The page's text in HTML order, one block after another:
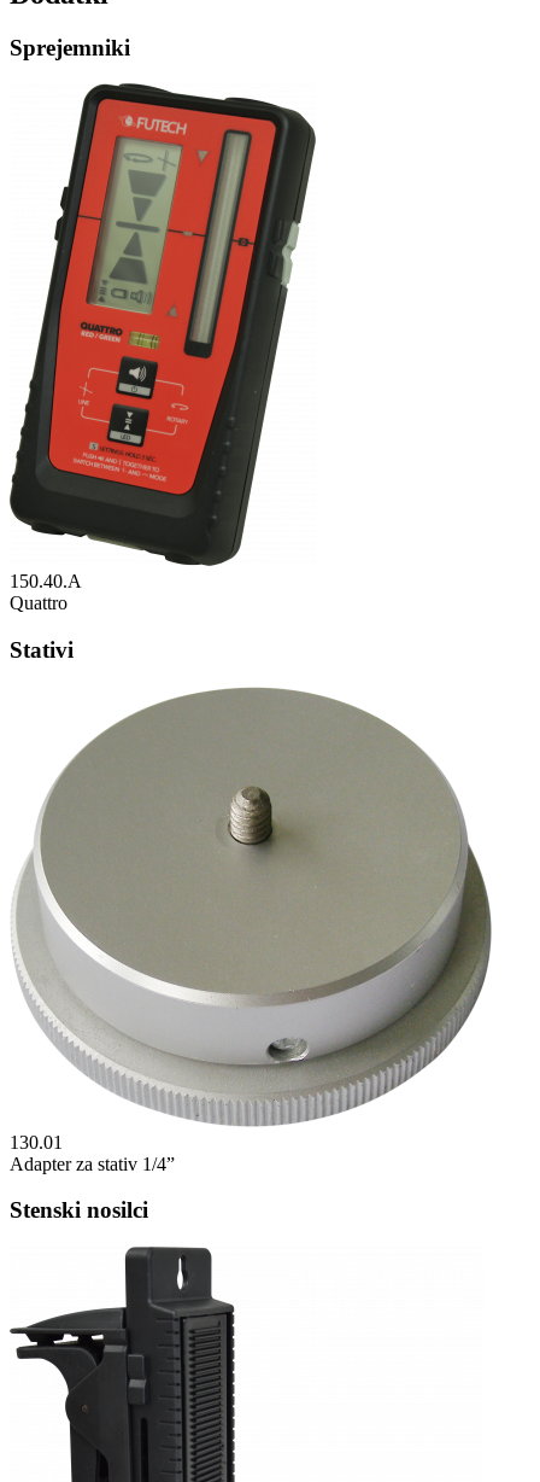
Sprejemniki
150.40.A
Quattro
Stativi
130.01
Adapter za stativ 1/4”
Stenski nosilci